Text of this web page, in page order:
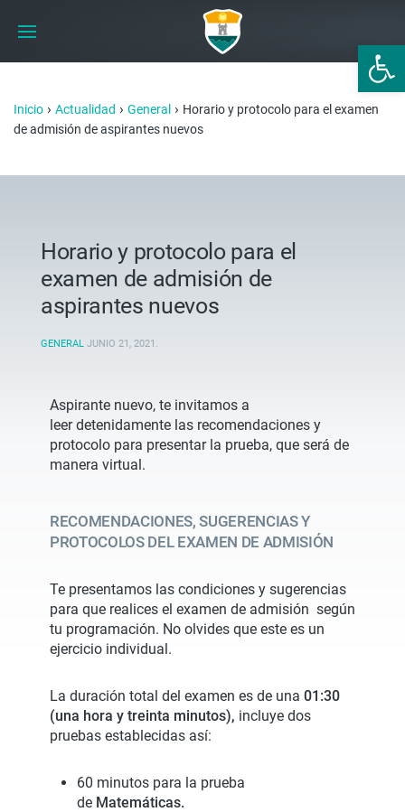
Abrir
Inicio › Actualidad › General › Horario y protocolo para el examen
de admisión de aspirantes nuevos
Horario y protocolo para el
examen de admisión de
aspirantes nuevos
GENERAL JUNIO 21, 2021 .
Aspirante nuevo, te invitamos a
leer detenidamente las recomendaciones y
protocolo para presentar la prueba, que será de
manera virtual.
RECOMENDACIONES, SUGERENCIAS Y
PROTOCOLOS DEL EXAMEN DE ADMISIÓN
Te presentamos las condiciones y sugerencias
para que realices el examen de admisión según
tu programación. No olvides que este es un
ejercicio individual.
La duración total del examen es de una 01:30
(una hora y treinta minutos), incluye dos
pruebas establecidas así:
60 minutos para la prueba
de Matemáticas.